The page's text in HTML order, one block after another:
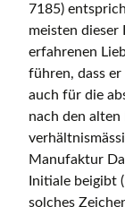
7185)
meisten dieser
erfahrenen
führen, dass
auch für die
nach den
Manufaktur
Initiale beigibt
solches